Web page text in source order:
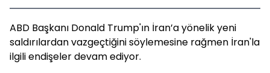
ABD Başkanı Donald Trump'ın İran’a yönelik yeni
saldırılardan vazgeçtiğini söylemesine rağmen İran'la
ilgili endişeler devam ediyor.